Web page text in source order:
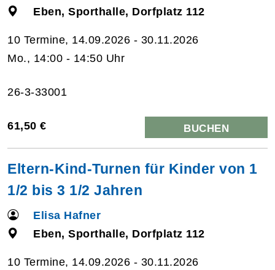
Eben, Sporthalle, Dorfplatz 112
10 Termine, 14.09.2026 - 30.11.2026
Mo., 14:00 - 14:50 Uhr
26-3-33001
61,50 € BUCHEN
Eltern-Kind-Turnen für Kinder von 1
1/2 bis 3 1/2 Jahren
Elisa Hafner
Eben, Sporthalle, Dorfplatz 112
10 Termine, 14.09.2026 - 30.11.2026